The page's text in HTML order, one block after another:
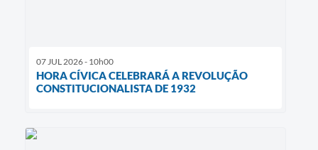
07 JUL 2026 - 10h00
HORA CÍVICA CELEBRARÁ A REVOLUÇÃO
CONSTITUCIONALISTA DE 1932